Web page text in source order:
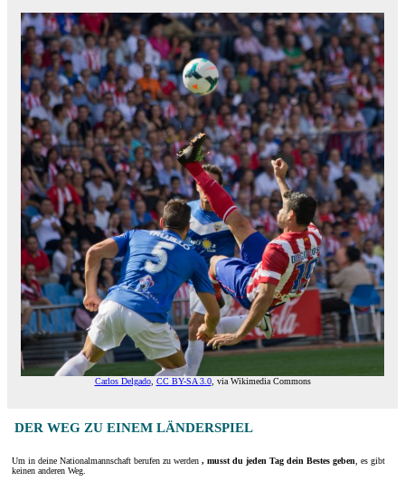
Carlos Delgado, CC BY-SA 3.0, via Wikimedia Commons
DER WEG ZU EINEM LÄNDERSPIEL
Um in deine Nationalmannschaft berufen zu werden , musst du jeden Tag dein Bestes geben , es gibt
keinen anderen Weg.